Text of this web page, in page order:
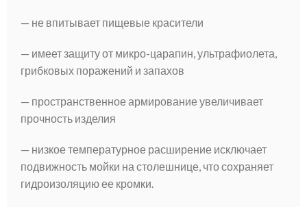
— не впитывает пищевые красители
— имеет защиту от микро-царапин, ультрафиолета,
грибковых поражений и запахов
— пространственное армирование увеличивает
прочность изделия
— низкое температурное расширение исключает
подвижность мойки на столешнице, что сохраняет
гидроизоляцию ее кромки.